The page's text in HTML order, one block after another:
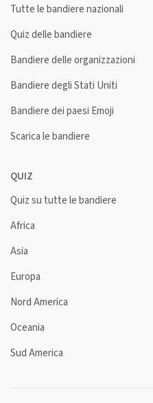
Tutte le bandiere nazionali
Quiz delle bandiere
Bandiere delle organizzazioni
Bandiere degli Stati Uniti
Bandiere dei paesi Emoji
Scarica le bandiere
QUIZ
Quiz su tutte le bandiere
Africa
Asia
Europa
Nord America
Oceania
Sud America